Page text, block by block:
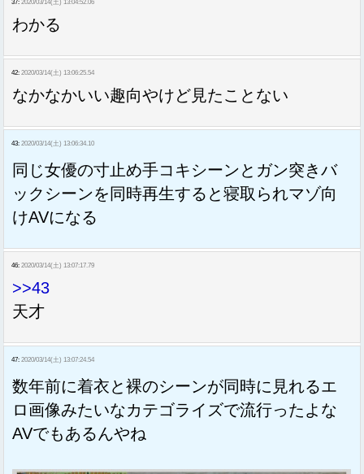
37: 2020/03/14(土) 13:04:52.06
わかる
42: 2020/03/14(土) 13:06:25.54
なかなかいい趣向やけど見たことない
43: 2020/03/14(土) 13:06:34.10
同じ女優の寸止め手コキシーンとガン突きバ
ックシーンを同時再生すると寝取られマゾ向
けAVになる
46: 2020/03/14(土) 13:07:17.79
>>43
天才
47: 2020/03/14(土) 13:07:24.54
数年前に着衣と裸のシーンが同時に見れるエ
ロ画像みたいなカテゴライズで流行ったよな
AVでもあるんやね